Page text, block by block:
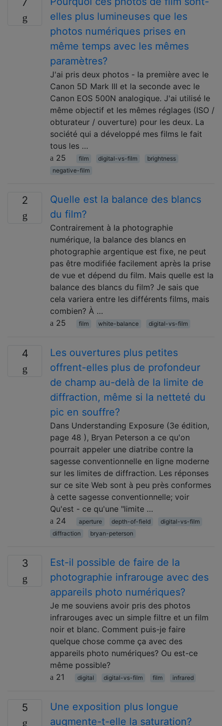
elles plus lumineuses que les
photos numériques prises en
même temps avec les mêmes
paramètres?
J'ai pris deux photos - la première avec le
Canon 5D Mark III et la seconde avec le
Canon EOS 500N analogique. J'ai utilisé le
même objectif et les mêmes réglages (ISO /
obturateur / ouverture) pour les deux. La
société qui a développé mes films le fait
tous les …
25
film digital-vs-film
brightness
negative-film
2
Quelle est la balance des blancs
du film?
Contrairement à la photographie
numérique, la balance des blancs en
photographie argentique est fixe, ne peut
pas être modifiée facilement après la prise
de vue et dépend du film. Mais quelle est la
balance des blancs du film? Je sais que
cela variera entre les différents films, mais
combien? À …
25
film white-balance digital-vs-film
4
Les ouvertures plus petites
offrent-elles plus de profondeur
de champ au-delà de la limite de
diffraction, même si la netteté du
pic en souffre?
Dans Understanding Exposure (3e édition,
page 48 ), Bryan Peterson a ce qu'on
pourrait appeler une diatribe contre la
sagesse conventionnelle en ligne moderne
sur les limites de diffraction. Les réponses
sur ce site Web sont à peu près conformes
à cette sagesse conventionnelle; voir
Qu'est - ce qu'une "limite …
24
aperture depth-of-field
digital-vs-film
diffraction
bryan-peterson
3
Est-il possible de faire de la
photographie infrarouge avec des
appareils photo numériques?
Je me souviens avoir pris des photos
infrarouges avec un simple filtre et un film
noir et blanc. Comment puis-je faire
quelque chose comme ça avec des
appareils photo numériques? Ou est-ce
même possible?
21
digital digital-vs-film film infrared
5
Une exposition plus longue
augmente-t-elle la saturation?